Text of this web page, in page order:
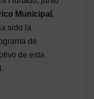
Municipal ,
sido la
de
de esta